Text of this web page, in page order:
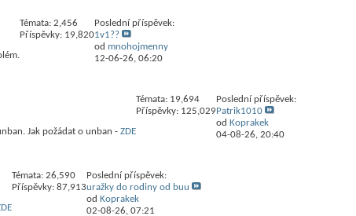
Témata: 2,456
Příspěvky: 19,820
Poslední příspěvek:
1v1??
od mnohojmenny
12-06-26, 06:20
Jak požádat o unban - ZDE
Témata: 19,694
Příspěvky: 125,029
Poslední příspěvek:
Patrik1010
od Koprakek
04-08-26, 20:40
Témata: 26,590
Příspěvky: 87,913
Poslední příspěvek:
uražky do rodiny od buu
od Koprakek
02-08-26, 07:21